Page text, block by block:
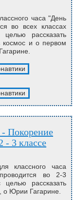
часа "День
во всех классах
рассказать
космос и о первом
- 3 классе
классного часа
во 2-3
рассказать
о Юрии Гагарине.